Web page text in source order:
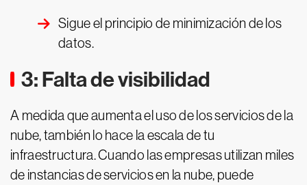
Sigue el principio de minimización de los
datos.
3: Falta de visibilidad
A medida que aumenta el uso de los servicios de la
nube, también lo hace la escala de tu
infraestructura. Cuando las empresas utilizan miles
de instancias de servicios en la nube, puede